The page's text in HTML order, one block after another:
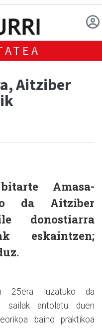
Aitziber
Amasa-
da Aitziber
donostiarra
eskaintzen;
25era luzatuko da
sailak antolatu duen
baino praktikoa